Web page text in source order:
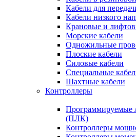
Кабели для
Кабели низкого
Крановые и
Морские кабели
Одножильные
Плоские кабели
Силовые кабели
Специальные
Шахтные кабели
Контроллеры
Программируемые
(ПЛК)
Контроллеры